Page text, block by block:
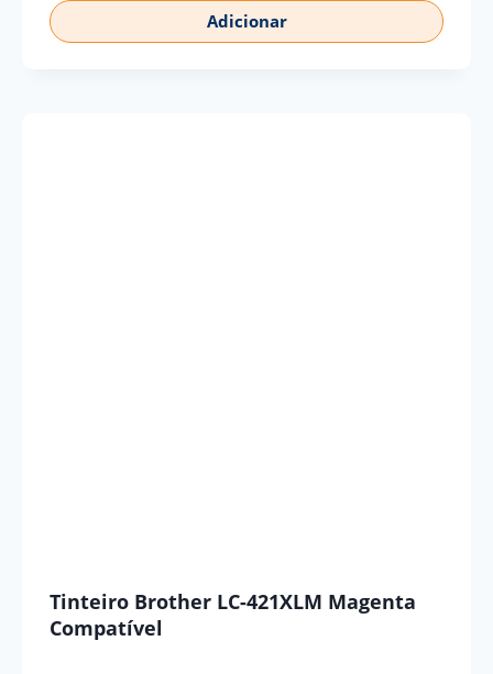
Adicionar
Tinteiro Brother LC-421XLM Magenta
Compatível